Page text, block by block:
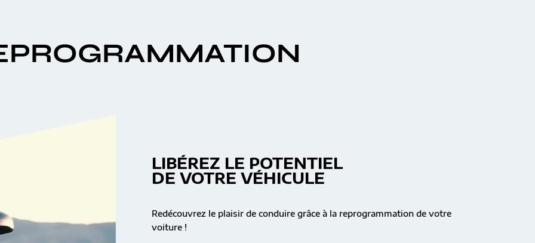
LIBÉREZ LE POTENTIEL
DE VOTRE VÉHICULE
Redécouvrez le plaisir de conduire grâce à la reprogrammation de votre
voiture !